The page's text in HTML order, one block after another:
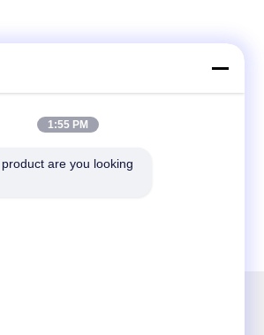
Het Anodiseren Lijn
1:55 PM
are you looking